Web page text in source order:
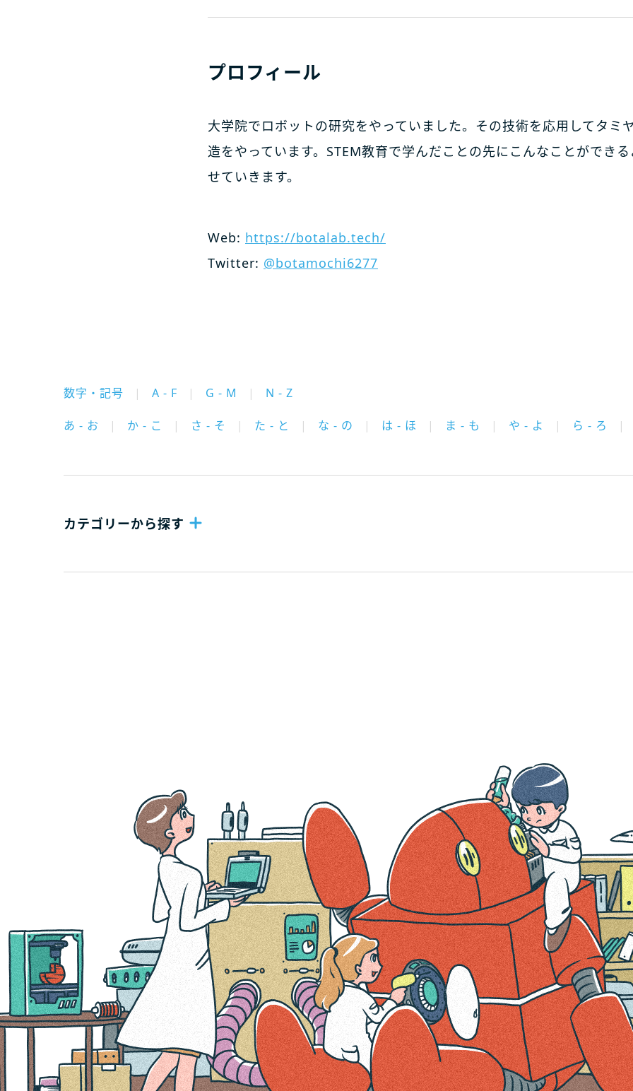
プロフィール
大学院でロボットの研究をやっていました。その技術を応用してタミ
造をやっています。STEM教育で学んだことの先にこんなことができ
せていきます。
Web: https://botalab.tech/
Twitter: @botamochi6277
数字・記号 A - F G - M N - Z
あ - お か - こ さ - そ た - と な - の は - ほ ま - も や - よ ら - ろ
カテゴリーから探す